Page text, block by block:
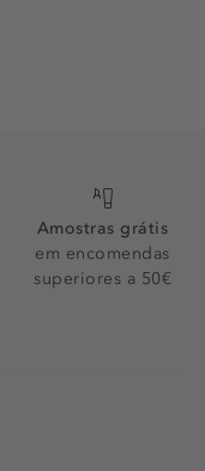
Amostras grátis
em encomendas
superiores a 50€